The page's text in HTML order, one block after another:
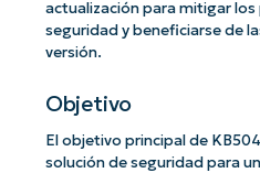
actualización para mitigar
seguridad y beneficiarse de
versión.
Objetivo
El objetivo principal de
solución de seguridad para